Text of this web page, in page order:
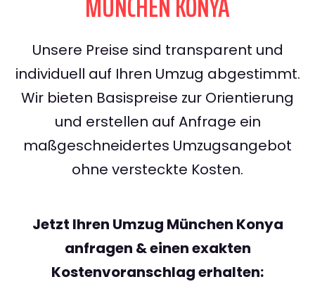
Unsere Preise sind transparent und
individuell auf Ihren Umzug abgestimmt.
Wir bieten Basispreise zur Orientierung
und erstellen auf Anfrage ein
maßgeschneidertes Umzugsangebot
ohne versteckte Kosten.
Jetzt Ihren Umzug München Konya
anfragen & einen exakten
Kostenvoranschlag erhalten: